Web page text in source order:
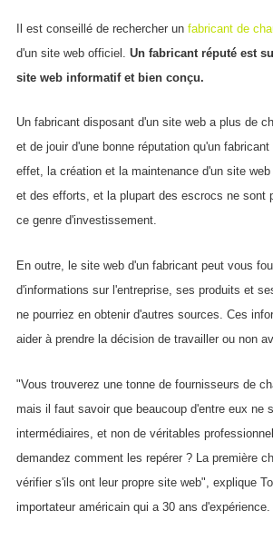
Il est conseillé de rechercher un fabricant de
d'un site web officiel. Un fabricant réputé est
site web informatif et bien conçu.
Un fabricant disposant d'un site web a plus de
et de jouir d'une bonne réputation qu'un
effet, la création et la maintenance d'un site
et des efforts, et la plupart des escrocs ne sont
ce genre d'investissement.
En outre, le site web d'un fabricant peut vous
d'informations sur l'entreprise, ses produits et
ne pourriez en obtenir d'autres sources. Ces
aider à prendre la décision de travailler ou non
"Vous trouverez une tonne de fournisseurs de
mais il faut savoir que beaucoup d'entre eux ne
intermédiaires, et non de véritables
demandez comment les repérer ? La première
vérifier s'ils ont leur propre site web", explique
importateur américain qui a 30 ans d'expérience.